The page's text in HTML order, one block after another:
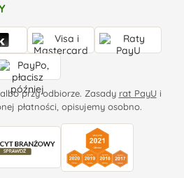
przy odbiorze. Zasady rat PayU i
płatności, opisujemy osobno.